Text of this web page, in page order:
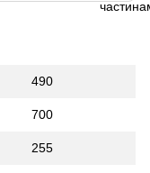
490
700
255